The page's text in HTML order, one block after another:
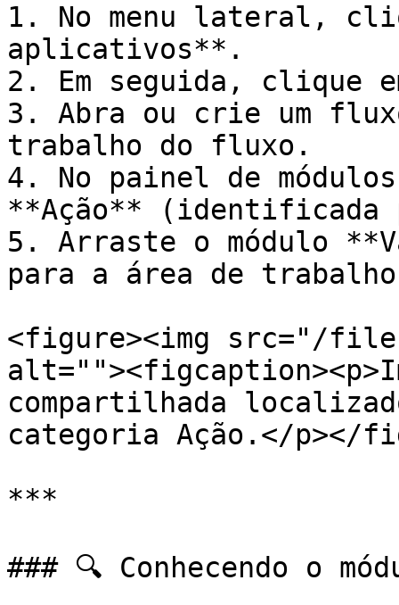
1. No menu lateral,
aplicativos**.
2. Em seguida, clique
3. Abra ou crie um
trabalho do fluxo.
4. No painel de
**Ação** (identificada
5. Arraste o módulo
para a área de
<figure><img src="/files/
compartilhada
categoria Ação.</p></
***
### 🔍 Conhecendo o